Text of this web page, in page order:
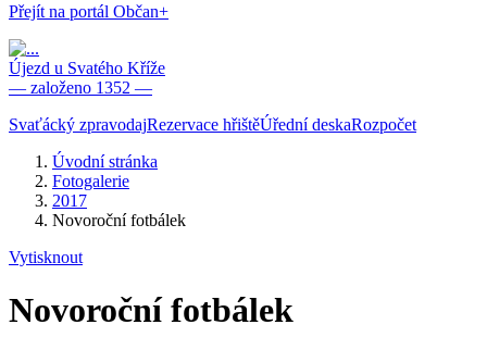
Přejít na portál Občan+
Újezd u Svatého Kříže
— založeno 1352 —
Svaťácký zpravodajRezervace hřištěÚřední deskaRozpočet
Úvodní stránka
Fotogalerie
2017
Novoroční fotbálek
Vytisknout
Novoroční fotbálek